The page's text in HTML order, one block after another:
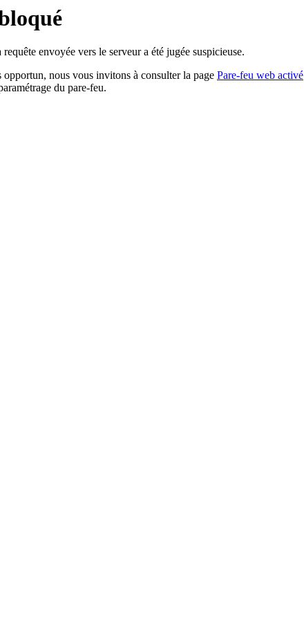
envoyée vers le serveur a été jugée suspicieuse.
nous vous invitons à consulter la page Pare-feu web activé
du pare-feu.